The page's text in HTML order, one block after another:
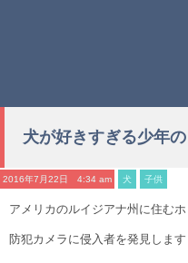
犬が好きすぎる少年
2016年7月22日 4:34 am 犬 子供
アメリカのルイジアナ州に住む
防犯カメラに侵入者を発見します